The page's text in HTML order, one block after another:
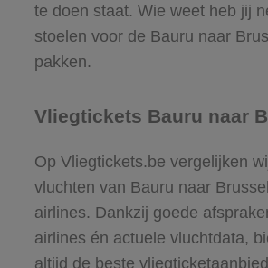
te doen staat. Wie weet heb jij
stoelen voor de Bauru naar
pakken.
Vliegtickets Bauru naar
Op Vliegtickets.be vergelijken
vluchten van Bauru naar
airlines. Dankzij goede
airlines én actuele vluchtdata,
altijd de beste